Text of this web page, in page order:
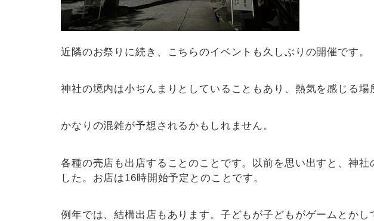
近隣のお祭りに続き、こちらのイベントも久しぶりの開催です。
神社の境内は小ぢんまりとしていることもあり、熱気を感じる場
かなりの混雑が予想されるかもしれません。
各種の売店も出店することのことです。以前を思い出すと、神
した。お店は16時開始予定とのことです。
例年では、結構出店もあります。子どもが子どもがゲームとか